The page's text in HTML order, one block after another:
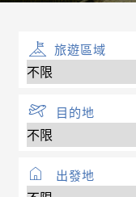
旅遊區域
目的地
出發地